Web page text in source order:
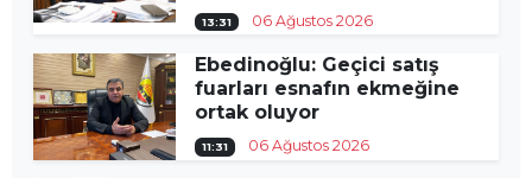
13:31 06 Ağustos 2026
Ebedinoğlu: Geçici satış
fuarları esnafın ekmeğine
ortak oluyor
11:31 06 Ağustos 2026